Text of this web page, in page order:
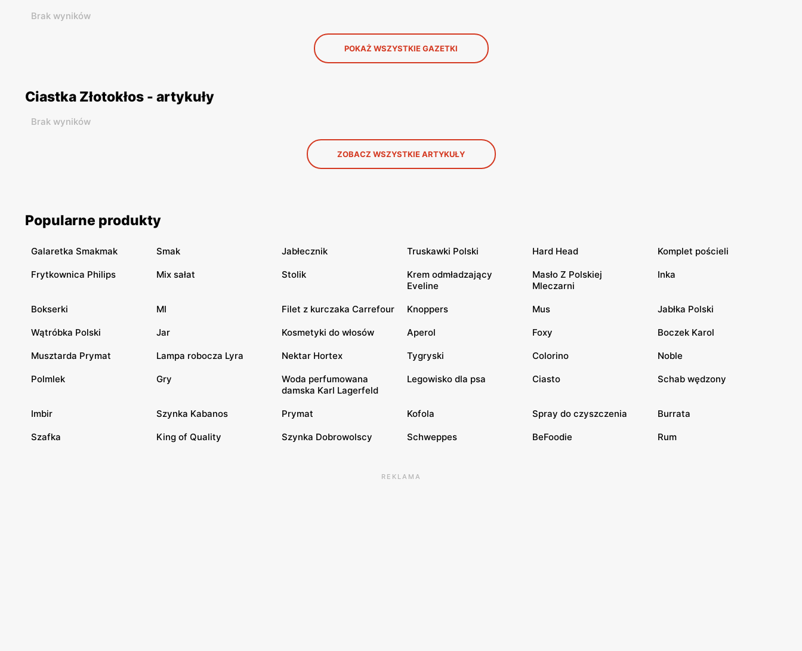
Brak wyników
POKAŻ WSZYSTKIE GAZETKI
Ciastka Złotokłos - artykuły
Brak wyników
ZOBACZ WSZYSTKIE ARTYKUŁY
Popularne produkty
Galaretka Smakmak Smak Jabłecznik Truskawki Polski Hard Head Komplet pościeli
Frytkownica Philips Mix sałat Stolik
Krem odmładzający
Eveline
Masło Z Polskiej
Mleczarni
Inka
Bokserki MI Filet z kurczaka Carrefour Knoppers Mus Jabłka Polski
Wątróbka Polski Jar Kosmetyki do włosów Aperol Foxy Boczek Karol
Musztarda Prymat Lampa robocza Lyra Nektar Hortex Tygryski Colorino Noble
Polmlek Gry
Woda perfumowana
damska Karl Lagerfeld
Legowisko dla psa Ciasto Schab wędzony
Imbir Szynka Kabanos Prymat Kofola Spray do czyszczenia Burrata
Szafka King of Quality Szynka Dobrowolscy Schweppes BeFoodie Rum
REKLAMA